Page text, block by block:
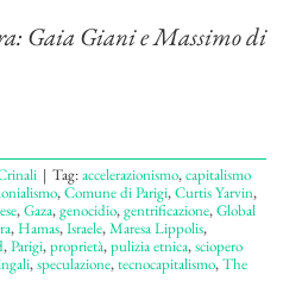
Gaia Giani e Massimo di
| Tag:accelerazionismo,capitalismo
,Comune di Parigi,Curtis Yarvin,
,Gaza,genocidio,gentrificazione,Global
,Hamas,Israele,Maresa Lippolis,
,Parigi,proprietà,pulizia etnica,sciopero
,speculazione,tecnocapitalismo,The